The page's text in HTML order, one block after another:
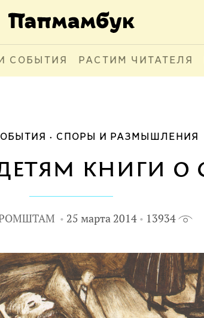
СОБЫТИЯ РАСТИМ ЧИТАТЕЛЯ
СПОРЫ И РАЗМЫШЛЕНИЯ
книги о
25 марта 2014 13934